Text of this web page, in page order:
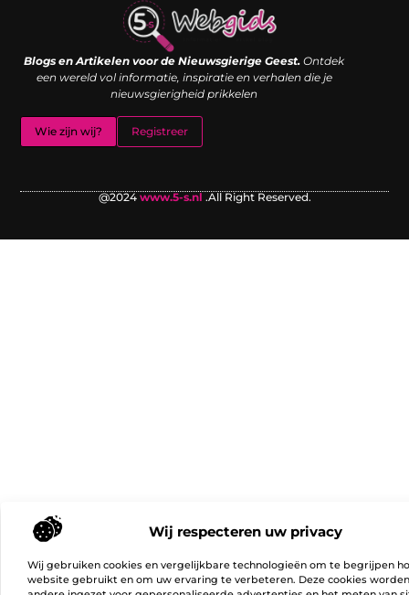
Wij respecteren uw privacy
Wij gebruiken cookies en vergelijkbare technologieën om te begrijpen
website gebruikt en om uw ervaring te verbeteren. Deze cookies
Blogs en Artikelen voor de Nieuwsgierige Geest. Ontdek
een wereld vol informatie, inspiratie en verhalen die je
nieuwsgierigheid prikkelen
Wie zijn wij? Registreer
@2024 www.5-s.nl .All Right Reserved.